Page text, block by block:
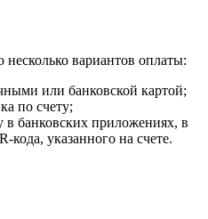
несколько вариантов оплаты:
или банковской картой;
по счету;
в банковских приложениях, в
указанного на счете.